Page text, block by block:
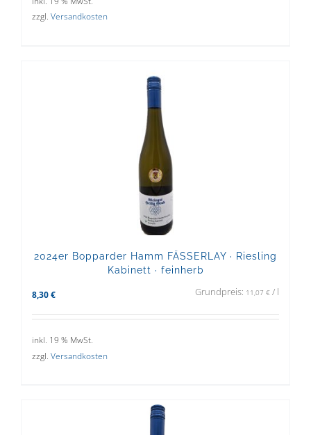
zzgl. Versandkosten
2024er Bopparder Hamm FÄSSERLAY · Riesling
Kabinett · feinherb
8,30 € Grundpreis: 11,07 € / l
inkl. 19 % MwSt.
zzgl. Versandkosten